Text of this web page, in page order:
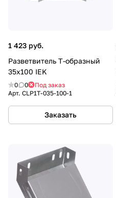
1 423 руб.
Разветвитель Т-образный
35х100 IEK
0 0
Под заказ
Арт. CLP1T-035-100-1
Заказать